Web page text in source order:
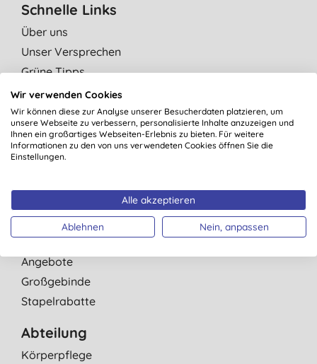
Schnelle Links
Über uns
Unser Versprechen
Grüne Tipps
Unabhängige Bewertungen
Kontaktiere uns
Affiliate Programm
Neue Produkte
Bestseller
Angebote
Großgebinde
Stapelrabatte
Abteilung
Körperpflege
Wir verwenden Cookies
Wir können diese zur Analyse unserer Besucherdaten platzieren, um
unsere Webseite zu verbessern, personalisierte Inhalte anzuzeigen und
Ihnen ein großartiges Webseiten-Erlebnis zu bieten. Für weitere
Informationen zu den von uns verwendeten Cookies öffnen Sie die
Einstellungen.
Alle akzeptieren
Ablehnen Nein, anpassen